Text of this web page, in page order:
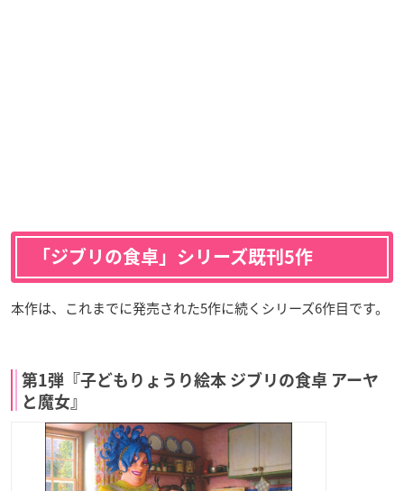
「ジブリの食卓」シリーズ既刊5作
本作は、これまでに発売された5作に続くシリーズ6作目です。
第1弾『子どもりょうり絵本 ジブリの食卓 アーヤ
と魔女』